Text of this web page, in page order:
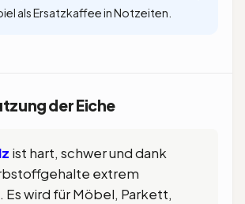
als Ersatzkaffee in Notzeiten.
der Eiche
ist hart, schwer und dank
extrem
Es wird für Möbel, Parkett,